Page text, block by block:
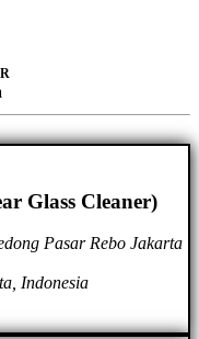
Glass Cleaner)
Pasar Rebo Jakarta
Indonesia